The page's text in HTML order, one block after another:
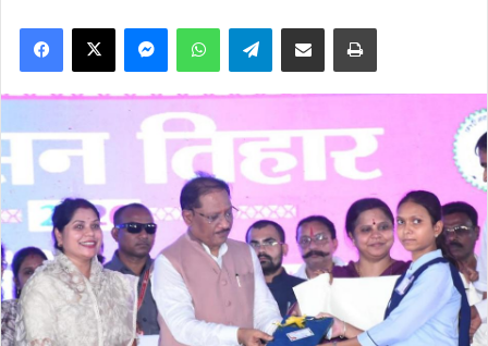
Facebook
X MessengerWhatsAppTelegramShare via Email Print